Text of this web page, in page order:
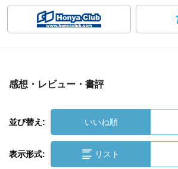
感想・レビュー・書評
並び替え: いいね順
表示形式: リスト